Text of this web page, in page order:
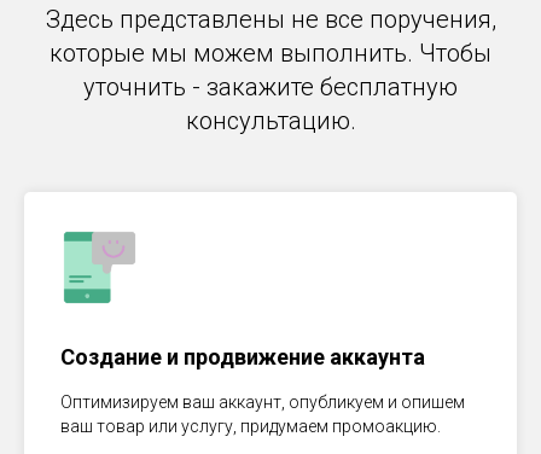
Здесь представлены не все поручения,
которые мы можем выполнить. Чтобы
уточнить - закажите бесплатную
консультацию.
Создание и продвижение аккаунта
Оптимизируем ваш аккаунт, опубликуем и опишем
ваш товар или услугу, придумаем промоакцию.